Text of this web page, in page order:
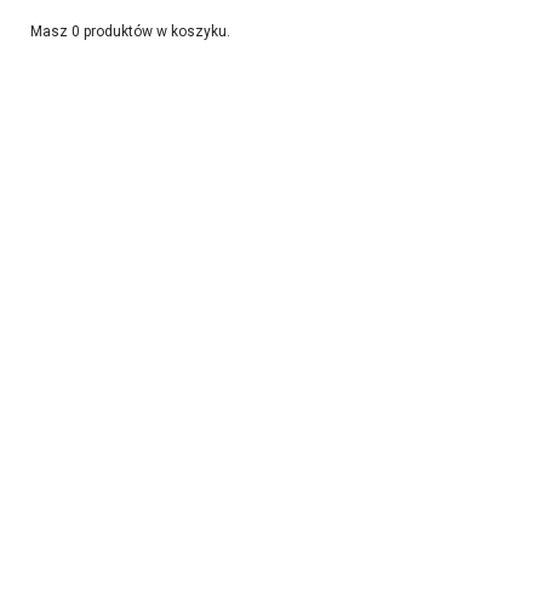
Masz 0 produktów w koszyku.